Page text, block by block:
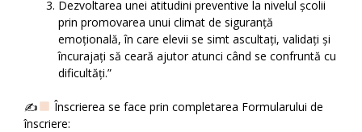
Dezvoltarea unei atitudini preventive la nivelul școlii
prin promovarea unui climat de siguranță
emoțională, în care elevii se simt ascultați, validați și
încurajați să ceară ajutor atunci când se confruntă cu
dificultăți.”
✍
Înscrierea se face prin completarea Formularului de
înscriere: